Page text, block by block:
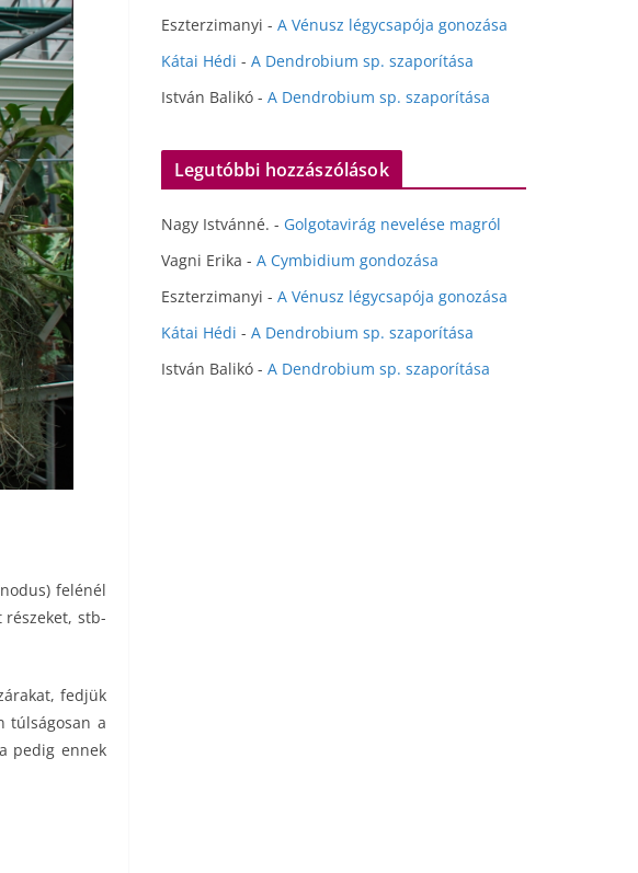
felénél
részeket, stb-
fedjük
túlságosan a
pedig ennek
Eszterzimanyi - A Vénusz légycsapója gonozása
Kátai Hédi - A Dendrobium sp. szaporítása
István Balikó - A Dendrobium sp. szaporítása
Legutóbbi hozzászólások
Nagy Istvánné. - Golgotavirág nevelése magról
Vagni Erika - A Cymbidium gondozása
Eszterzimanyi - A Vénusz légycsapója gonozása
Kátai Hédi - A Dendrobium sp. szaporítása
István Balikó - A Dendrobium sp. szaporítása